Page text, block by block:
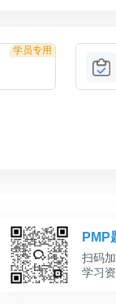
学员专用
PMP
扫码
学习资